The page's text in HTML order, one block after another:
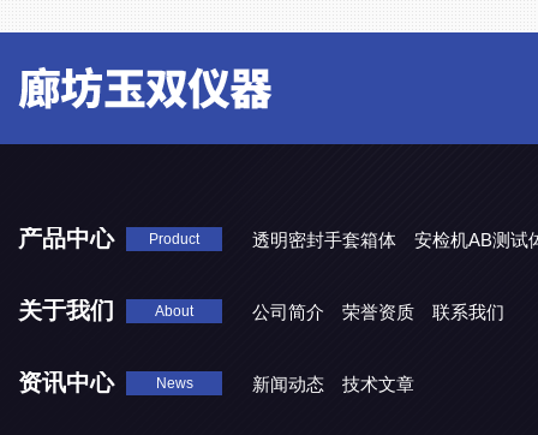
产品中心 Product 透明密封手套箱体 安检机AB测试
关于我们 About 公司简介 荣誉资质 联系我们
资讯中心 News 新闻动态 技术文章